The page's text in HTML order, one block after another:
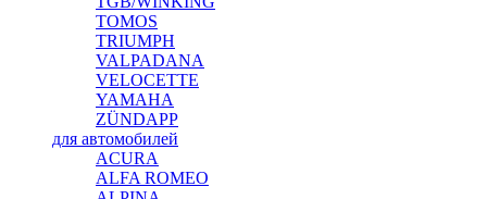
TOMOS
TRIUMPH
VALPADANA
VELOCETTE
YAMAHA
ZÜNDAPP
для автомобилей
ACURA
ALFA ROMEO